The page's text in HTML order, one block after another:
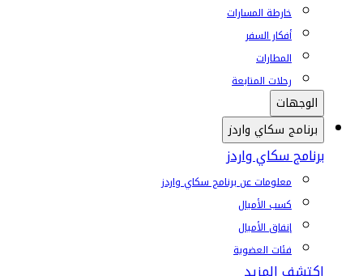
خارطة المسارات
أفكار السفر
المطارات
رحلات المتابعة
الوجهات
برنامج سكاي واردز
برنامج سكاي واردز
معلومات عن برنامج سكاي واردز
كسب الأميال
إنفاق الأميال
فئات العضوية